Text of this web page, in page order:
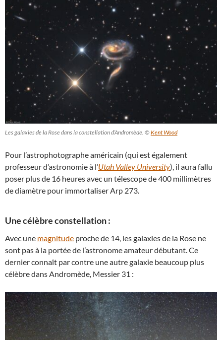
Les galaxies de la Rose dans la constellation d’Andromède. ©Kent Wood
Pour l’astrophotographe américain (qui est également
professeur d’astronomie à l’Utah Valley University), il aura fallu
poser plus de 16 heures avec un télescope de 400 millimètres
de diamètre pour immortaliser Arp 273.
Une célèbre constellation :
Avec une magnitude proche de 14, les galaxies de la Rose ne
sont pas à la portée de l’astronome amateur débutant. Ce
dernier connaît par contre une autre galaxie beaucoup plus
célèbre dans Andromède, Messier 31 :